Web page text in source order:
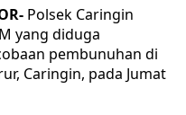
Polsek Caringin
yang diduga
pembunuhan di
Caringin, pada Jumat